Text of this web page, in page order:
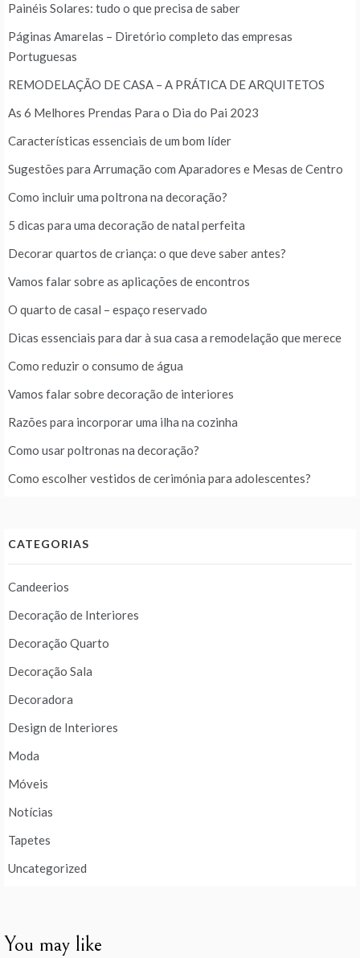
Painéis Solares: tudo o que precisa de saber
Páginas Amarelas – Diretório completo das empresas
Portuguesas
REMODELAÇÃO DE CASA – A PRÁTICA DE ARQUITETOS
As 6 Melhores Prendas Para o Dia do Pai 2023
Características essenciais de um bom líder
Sugestões para Arrumação com Aparadores e Mesas de Centro
Como incluir uma poltrona na decoração?
5 dicas para uma decoração de natal perfeita
Decorar quartos de criança: o que deve saber antes?
Vamos falar sobre as aplicações de encontros
O quarto de casal – espaço reservado
Dicas essenciais para dar à sua casa a remodelação que merece
Como reduzir o consumo de água
Vamos falar sobre decoração de interiores
Razões para incorporar uma ilha na cozinha
Como usar poltronas na decoração?
Como escolher vestidos de cerimónia para adolescentes?
CATEGORIAS
Candeerios
Decoração de Interiores
Decoração Quarto
Decoração Sala
Decoradora
Design de Interiores
Moda
Móveis
Notícias
Tapetes
Uncategorized
You may like